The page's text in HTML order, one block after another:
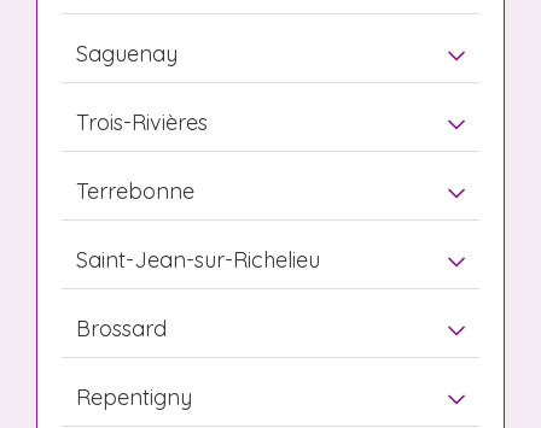
Saguenay
Trois-Rivières
Terrebonne
Saint-Jean-sur-Richelieu
Brossard
Repentigny